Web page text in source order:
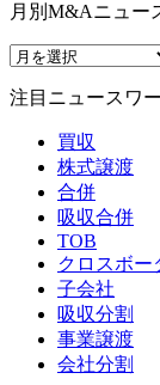
月別M&Aニュー
注目ニュースワ
買収
株式譲渡
合併
吸収合併
TOB
クロスボー
子会社
吸収分割
事業譲渡
会社分割